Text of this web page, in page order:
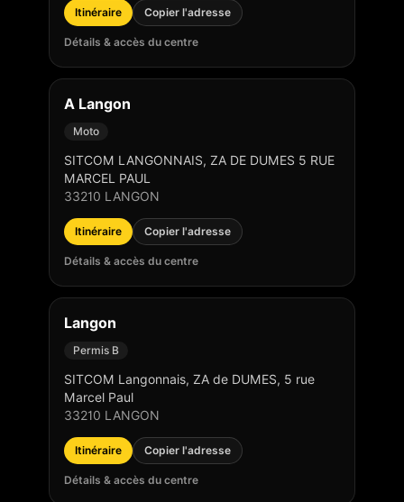
Itinéraire Copier l'adresse
Détails & accès du centre
A Langon
Moto
SITCOM LANGONNAIS, ZA DE DUMES 5 RUE
MARCEL PAUL
33210 LANGON
Itinéraire Copier l'adresse
Détails & accès du centre
Langon
Permis B
SITCOM Langonnais, ZA de DUMES, 5 rue
Marcel Paul
33210 LANGON
Itinéraire Copier l'adresse
Détails & accès du centre